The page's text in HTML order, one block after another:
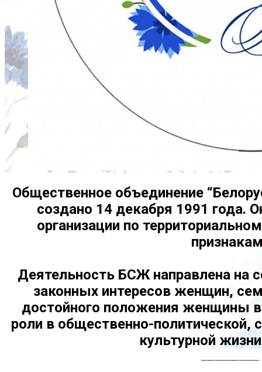
Общественное объединение
создано 14 декабря 1991 года.
организации по
Деятельность БСЖ направлена на
законных интересов женщин,
достойного положения женщины
роли в общественно-политической,
культурной